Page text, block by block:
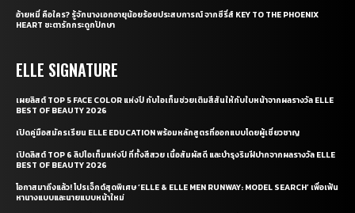
อ้ายหมี่ คือใคร? รู้จักนางเอกอายุน้อยร้อยประสบการณ์ จากซีรี่ส์ KEY TO THE PHOENIX
HEART ชะตารักกระดูกปักษา
ELLE SIGNATURE
เผยลิสต์ TOP 5 FACE COLOR แห่งปี กับไอเท็มช่วยเติมสีสันให้กับใบหน้าจากผลรางวัล ELLE
BEST OF BEAUTY 2026
เปิดคู่มือสมัครเรียน ELLE EDUCATION พร้อมหลักสูตรที่ออกแบบโดยผู้เชี่ยวชาญ
เปิดลิสต์ TOP 6 ลิปไอเท็มแห่งปี ที่ทั้งสีสวย เนื้อสัมผัสดี และบำรุงริมฝีปากจากผลรางวัล ELLE
BEST OF BEAUTY 2026
โอกาสมาถึงแล้ว! โปรเจ็กต์สุดพิเศษ ‘ELLE & ELLE MEN RUNWAY: MODEL SEARCH’ เพื่อเฟ้น
หานางแบบและนายแบบหน้าใหม่